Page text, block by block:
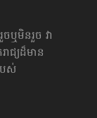
ឬមិនរួច វា
ជ្យដ៏មាន
បស់